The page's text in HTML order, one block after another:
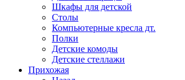
Шкафы для детской
Столы
Компьютерные кресла дт.
Полки
Детские комоды
Детские стеллажи
Прихожая